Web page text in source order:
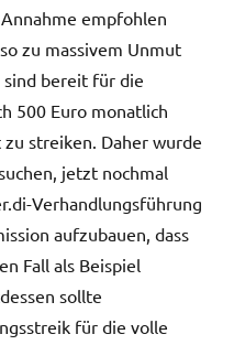
empfohlen
zu massivem Unmut
bereit für die
500 Euro monatlich
streiken. Daher wurde
jetzt nochmal
Verhandlungsführung
aufzubauen, dass
Fall als Beispiel
sollte
für die volle